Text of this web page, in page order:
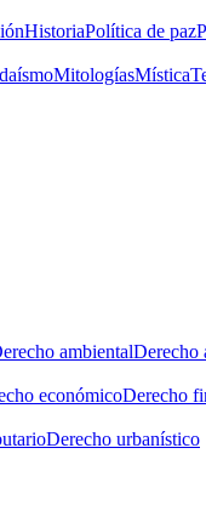
HistoriaPolítica de paz
MitologíasMística
ambientalDerecho
económicoDerecho
Derecho urbanístico